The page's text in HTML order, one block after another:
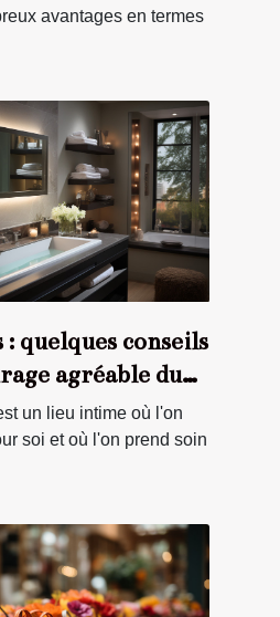
avantages en termes
: quelques conseils
agréable du
un lieu intime où l'on
soi et où l'on prend soin